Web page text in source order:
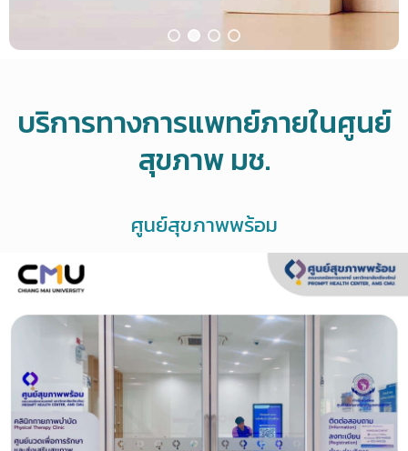
บริการทางการแพทย์ภายในศูนย์
สุขภาพ มช.
ศูนย์สุขภาพพร้อม